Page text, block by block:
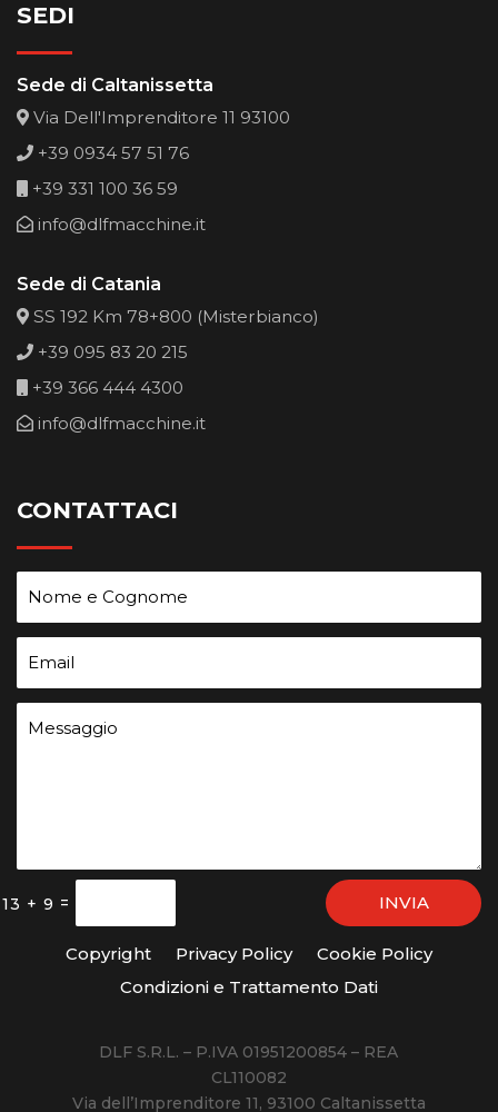
SEDI
Sede di Caltanissetta
Via Dell'Imprenditore 11 93100
+39 0934 57 51 76
+39 331 100 36 59
info@dlfmacchine.it
Sede di Catania
SS 192 Km 78+800 (Misterbianco)
+39 095 83 20 215
+39 366 444 4300
info@dlfmacchine.it
CONTATTACI
13 + 9 = INVIA
Copyright Privacy Policy
Cookie Policy
Condizioni e Trattamento Dati
DLF S.R.L. – P.IVA 01951200854 – REA
CL110082
Via dell’Imprenditore 11, 93100 Caltanissetta